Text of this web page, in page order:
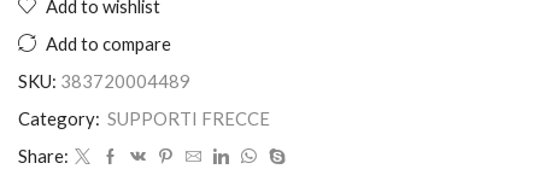
Add to wishlist
Add to compare
SKU: 383720004489
Category: SUPPORTI FRECCE
Share: